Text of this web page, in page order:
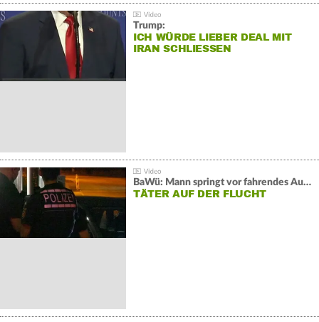
Trump:
ICH WÜRDE LIEBER DEAL MIT
IRAN SCHLIESSEN
BaWü: Mann springt vor fahrendes Auto und schießt
TÄTER AUF DER FLUCHT